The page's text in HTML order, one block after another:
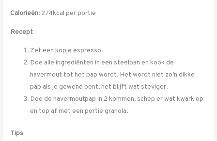
Calorieën: 274kcal per portie
Recept
Zet een kopje espresso.
Doe alle ingrediënten in een steelpan en kook de
havermout tot het pap wordt. Het wordt niet zo’n dikke
pap als je gewend bent, het blijft wat steviger.
Doe de havermoutpap in 2 kommen, schep er wat kwark op
en top af met een portie granola.
Tips